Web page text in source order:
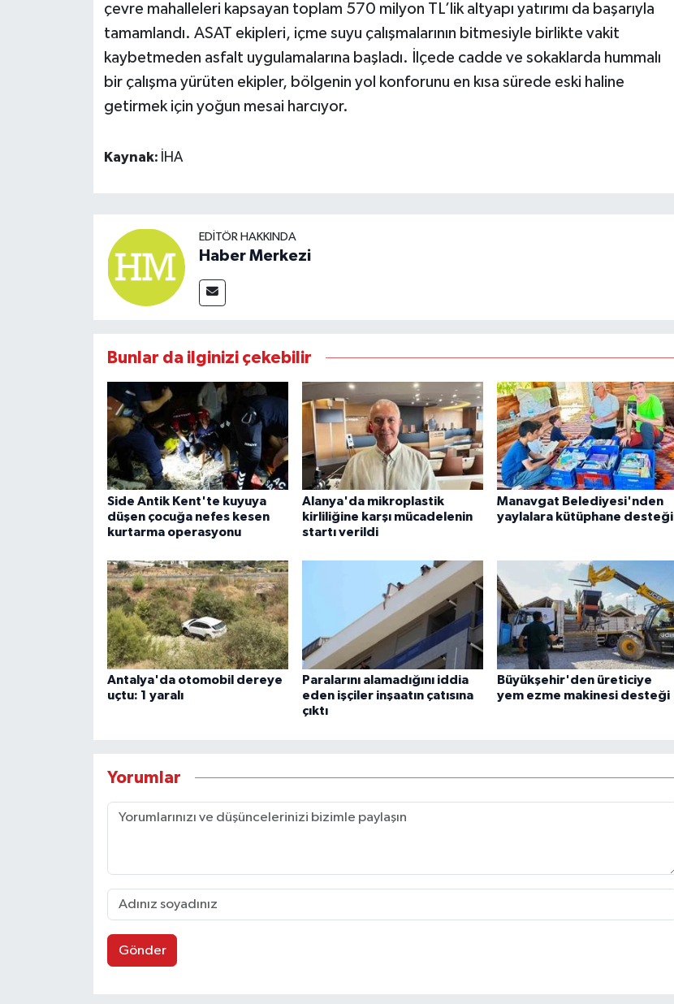
çevre mahalleleri kapsayan toplam 570 milyon TL’lik altyapı yatırımı da başarıyla
tamamlandı. ASAT ekipleri, içme suyu çalışmalarının bitmesiyle birlikte vakit
kaybetmeden asfalt uygulamalarına başladı. İlçede cadde ve sokaklarda hummalı
bir çalışma yürüten ekipler, bölgenin yol konforunu en kısa sürede eski haline
getirmek için yoğun mesai harcıyor.
Kaynak: İHA
EDITÖR HAKKINDA
Haber Merkezi
Bunlar da ilginizi çekebilir
Side Antik Kent'te kuyuya
düşen çocuğa nefes kesen
kurtarma operasyonu
Alanya'da mikroplastik
kirliliğine karşı mücadelenin
startı verildi
Manavgat Belediyesi'nden
yaylalara kütüphane desteği
Antalya'da otomobil dereye
uçtu: 1 yaralı
Paralarını alamadığını iddia
eden işçiler inşaatın çatısına
çıktı
Büyükşehir'den üreticiye
yem ezme makinesi desteği
Yorumlar
Gönder